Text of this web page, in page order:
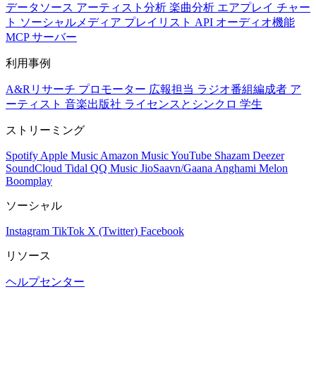
データソース アーティスト分析 楽曲分析 エアプレイ チャー
ト ソーシャルメディア プレイリスト API オーディオ機能
MCP サーバー
利用事例
A&Rリサーチ プロモーター 広報担当 ラジオ番組編成者 ア
ーティスト 音楽出版社 ライセンスとシンクロ 学生
ストリーミング
Spotify Apple Music Amazon MusicYouTube Shazam Deezer
SoundCloud Tidal QQ Music JioSaavn/Gaana Anghami Melon
Boomplay
ソーシャル
Instagram TikTok X (Twitter) Facebook
リソース
ヘルプセンター